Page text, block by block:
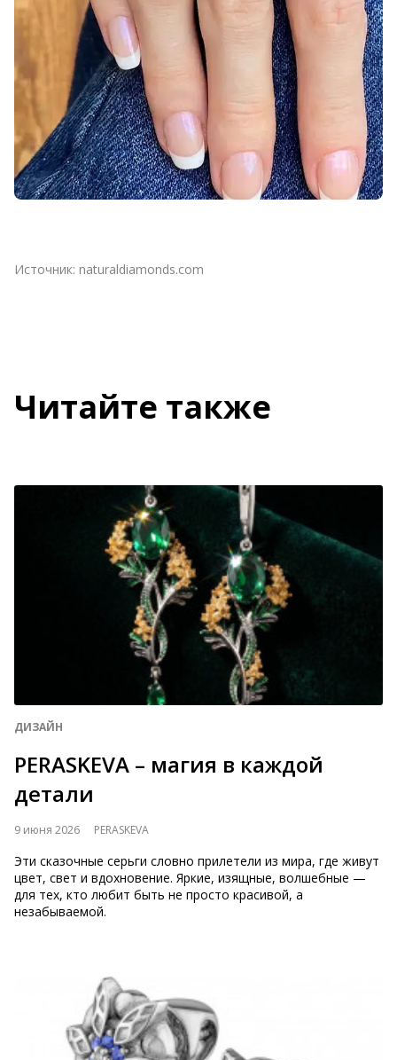
Источник: naturaldiamonds.com
Читайте также
ДИЗАЙН
PERASKEVA – магия в каждой
детали
9 июня 2026 PERASKEVA
Эти сказочные серьги словно прилетели из мира, где живут
цвет, свет и вдохновение. Яркие, изящные, волшебные —
для тех, кто любит быть не просто красивой, а
незабываемой.